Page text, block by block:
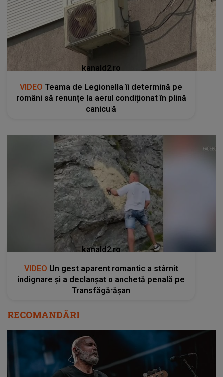
kanald2.ro
VIDEO Teama de Legionella îi determină pe
români să renunțe la aerul condiționat în plină
caniculă
kanald2.ro
VIDEO Un gest aparent romantic a stârnit
indignare și a declanșat o anchetă penală pe
Transfăgărășan
RECOMANDĂRI